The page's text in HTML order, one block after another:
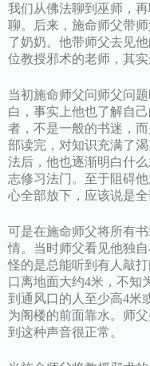
我们从佛法聊到巫师，
聊。后来，施命师父带
了奶奶。他带师父去见
位教授邪术的老师，其
当初施命师父问师父问
白，事实上他也了解自
者，不是一般的书迷，
部读完，对知识充满了
法后，他也逐渐明白什
志修习法门。至于阻碍
心全部放下，应该说是
可是在施命师父将所有
情。当时师父看见他独
怪的是总能听到有人敲
口离地面大约4米，不知
到通风口的人至少高4米
为阁楼的前面靠水。师
到这种声音很正常。